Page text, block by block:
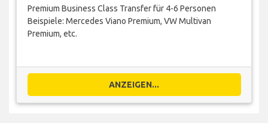
Premium Business Class Transfer für 4-6 Personen
Beispiele: Mercedes Viano Premium, VW Multivan
Premium, etc.
ANZEIGEN...